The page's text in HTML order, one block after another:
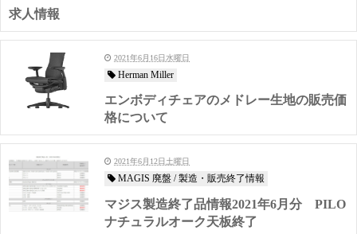
求人情報
2021年6月16日水曜日
Herman Miller
エンボディチェアのメドレー生地の販売価
格について
2021年6月12日土曜日
MAGIS 廃盤 / 製造・販売終了情報
マジス製造終了品情報2021年6月分 PILO
ナチュラルオーク天板終了